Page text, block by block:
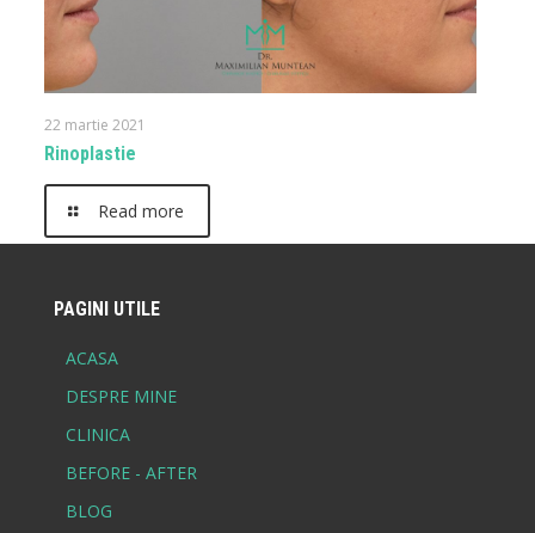
22 martie 2021
Rinoplastie
Read more
PAGINI UTILE
ACASA
DESPRE MINE
CLINICA
BEFORE - AFTER
BLOG